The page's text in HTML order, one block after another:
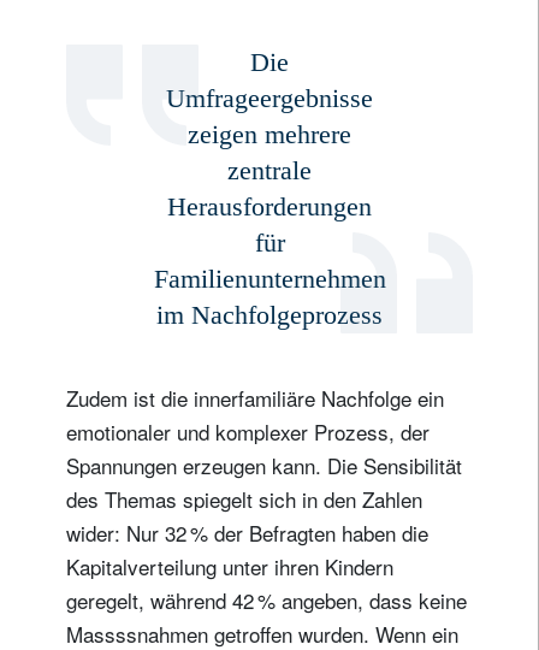
Die
Umfrageergebnisse
zeigen mehrere
zentrale
Herausforderungen
für
Familienunternehmen
im Nachfolgeprozess
Zudem ist die innerfamiliäre Nachfolge ein
emotionaler und komplexer Prozess, der
Spannungen erzeugen kann. Die Sensibilität
des Themas spiegelt sich in den Zahlen
wider: Nur 32 % der Befragten haben die
Kapitalverteilung unter ihren Kindern
geregelt, während 42 % angeben, dass keine
Massssnahmen getroffen wurden. Wenn ein
Newsletter abonnieren
Name
Wohnsitzland
Ich bin weder in den USA wohnhaft noch bin ich US-Bürger